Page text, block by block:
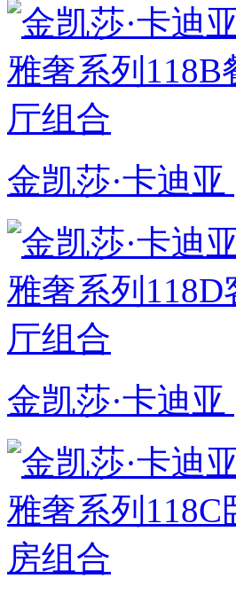
金凯莎·卡迪
金凯莎·卡迪